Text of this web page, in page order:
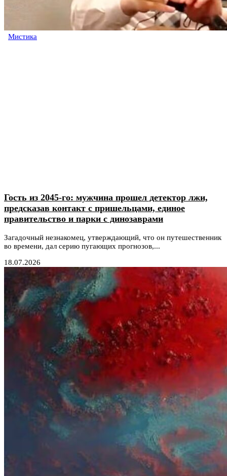
Мистика
Гость из 2045-го: мужчина прошел детектор лжи,
предсказав контакт с пришельцами, единое
правительство и парки с динозаврами
Загадочный незнакомец, утверждающий, что он путешественник
во времени, дал серию пугающих прогнозов,...
18.07.2026